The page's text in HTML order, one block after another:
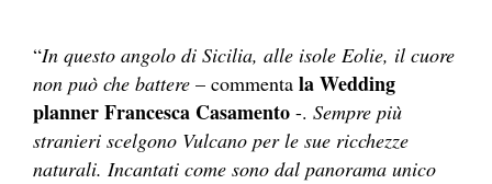
“In questo angolo di Sicilia, alle isole Eolie, il cuore
non può che battere – commenta la Wedding
planner Francesca Casamento -. Sempre più
stranieri scelgono Vulcano per le sue ricchezze
naturali. Incantati come sono dal panorama unico